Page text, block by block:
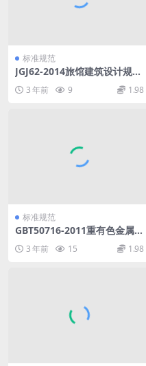
标准规范
JGJ62-2014旅馆建筑设计规
3 年前 9 1.98
标准规范
GBT50716-2011重有色金属冶
炼设备安装工程施工规范.pdf
3 年前 15 1.98